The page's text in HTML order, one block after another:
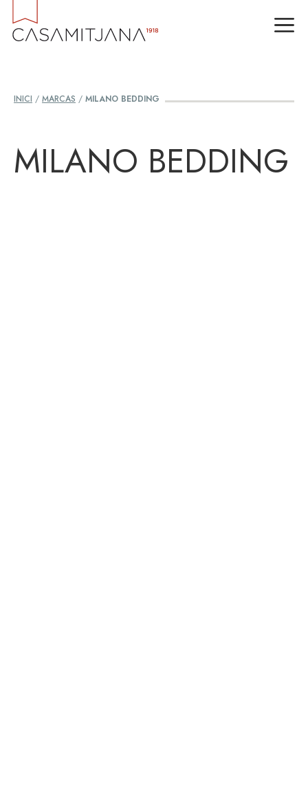
INICI / MARCAS / MILANO BEDDING
MILANO BEDDING